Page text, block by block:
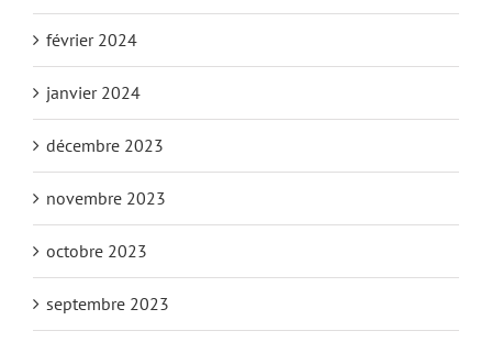
février 2024
janvier 2024
décembre 2023
novembre 2023
octobre 2023
septembre 2023